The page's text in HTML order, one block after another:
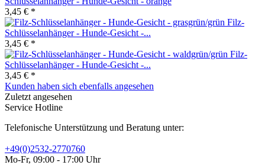
3,45 € *
Filz-
Schlüsselanhänger - Hunde-Gesicht -...
3,45 € *
Filz-
Schlüsselanhänger - Hunde-Gesicht -...
3,45 € *
Kunden haben sich ebenfalls angesehen
Zuletzt angesehen
Service Hotline
Telefonische Unterstützung und Beratung unter:
+49(0)2532-2770760
Mo-Fr, 09:00 - 17:00 Uhr